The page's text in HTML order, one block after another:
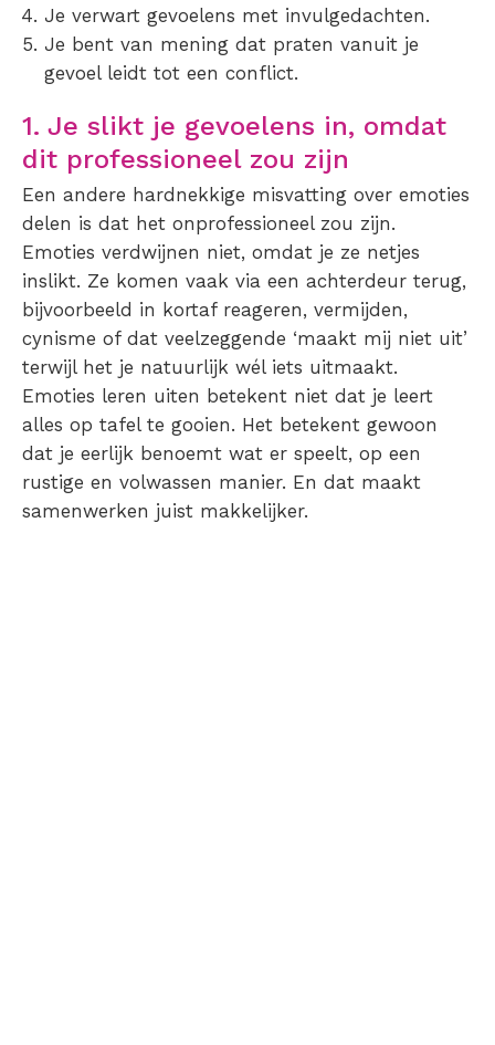
Je verwart gevoelens met invulgedachten.
Je bent van mening dat praten vanuit je
gevoel leidt tot een conflict.
1. Je slikt je gevoelens in, omdat
dit professioneel zou zijn
Een andere hardnekkige misvatting over emoties
delen is dat het onprofessioneel zou zijn.
Emoties verdwijnen niet, omdat je ze netjes
inslikt. Ze komen vaak via een achterdeur terug,
bijvoorbeeld in kortaf reageren, vermijden,
cynisme of dat veelzeggende ‘maakt mij niet uit’
terwijl het je natuurlijk wél iets uitmaakt.
Emoties leren uiten betekent niet dat je leert
alles op tafel te gooien. Het betekent gewoon
dat je eerlijk benoemt wat er speelt, op een
rustige en volwassen manier. En dat maakt
samenwerken juist makkelijker.